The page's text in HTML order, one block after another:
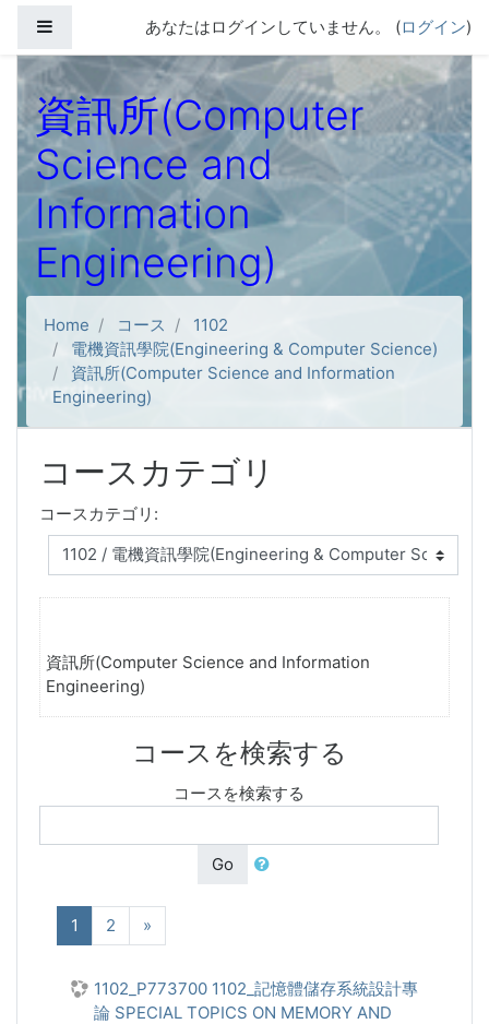
サイドパネルあなたはログインしていません。 (ログイン)
資訊所(Computer
Science and
Information
Engineering)
Home コース
1102
電機資訊學院(Engineering & Computer Science)
資訊所(Computer Science and Information
Engineering)
コースカテゴリ
コースカテゴリ:
資訊所(Computer Science and Information
Engineering)
コースを検索する
コースを検索する
Go
1 (現在)
2 »
1102_P773700 1102_記憶體儲存系統設計專
論 SPECIAL TOPICS ON MEMORY AND